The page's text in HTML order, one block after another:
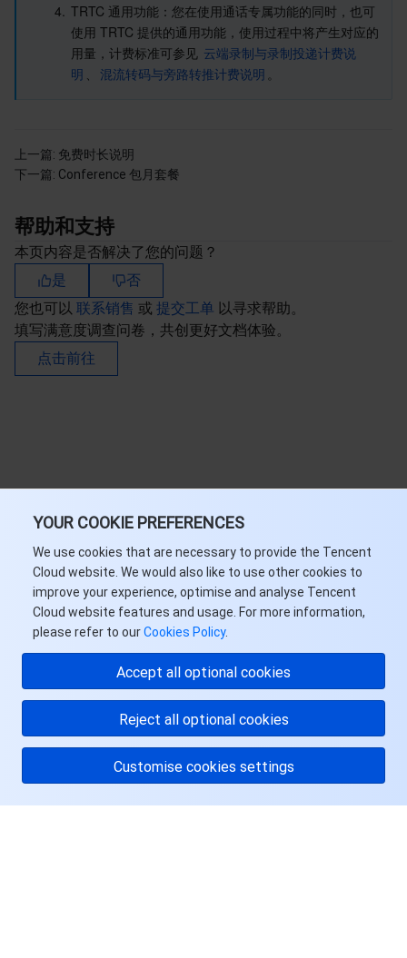
YOUR COOKIE PREFERENCES
We use cookies that are necessary to provide the Tencent
Cloud website. We would also like to use other cookies to
improve your experience, optimise and analyse Tencent
Cloud website features and usage. For more information,
please refer to ourCookies Policy.
Accept all optional cookies
Reject all optional cookies
Customise cookies settings
4. TRTC 通用功能 ：您在使用通话专属功能的同时，也可
使用 TRTC 提供的通用功能，使用过程中将产生对应的
用量，计费标准可参见 云端录制与录制投递计费说
明 、 混流转码与旁路转推计费说明 。
上一篇: 免费时长说明
下一篇: Conference 包月套餐
帮助和支持
本页内容是否解决了您的问题？
是
否
您也可以 联系销售 或 提交工单 以寻求帮助。
填写满意度调查问卷，共创更好文档体验。
点击前往